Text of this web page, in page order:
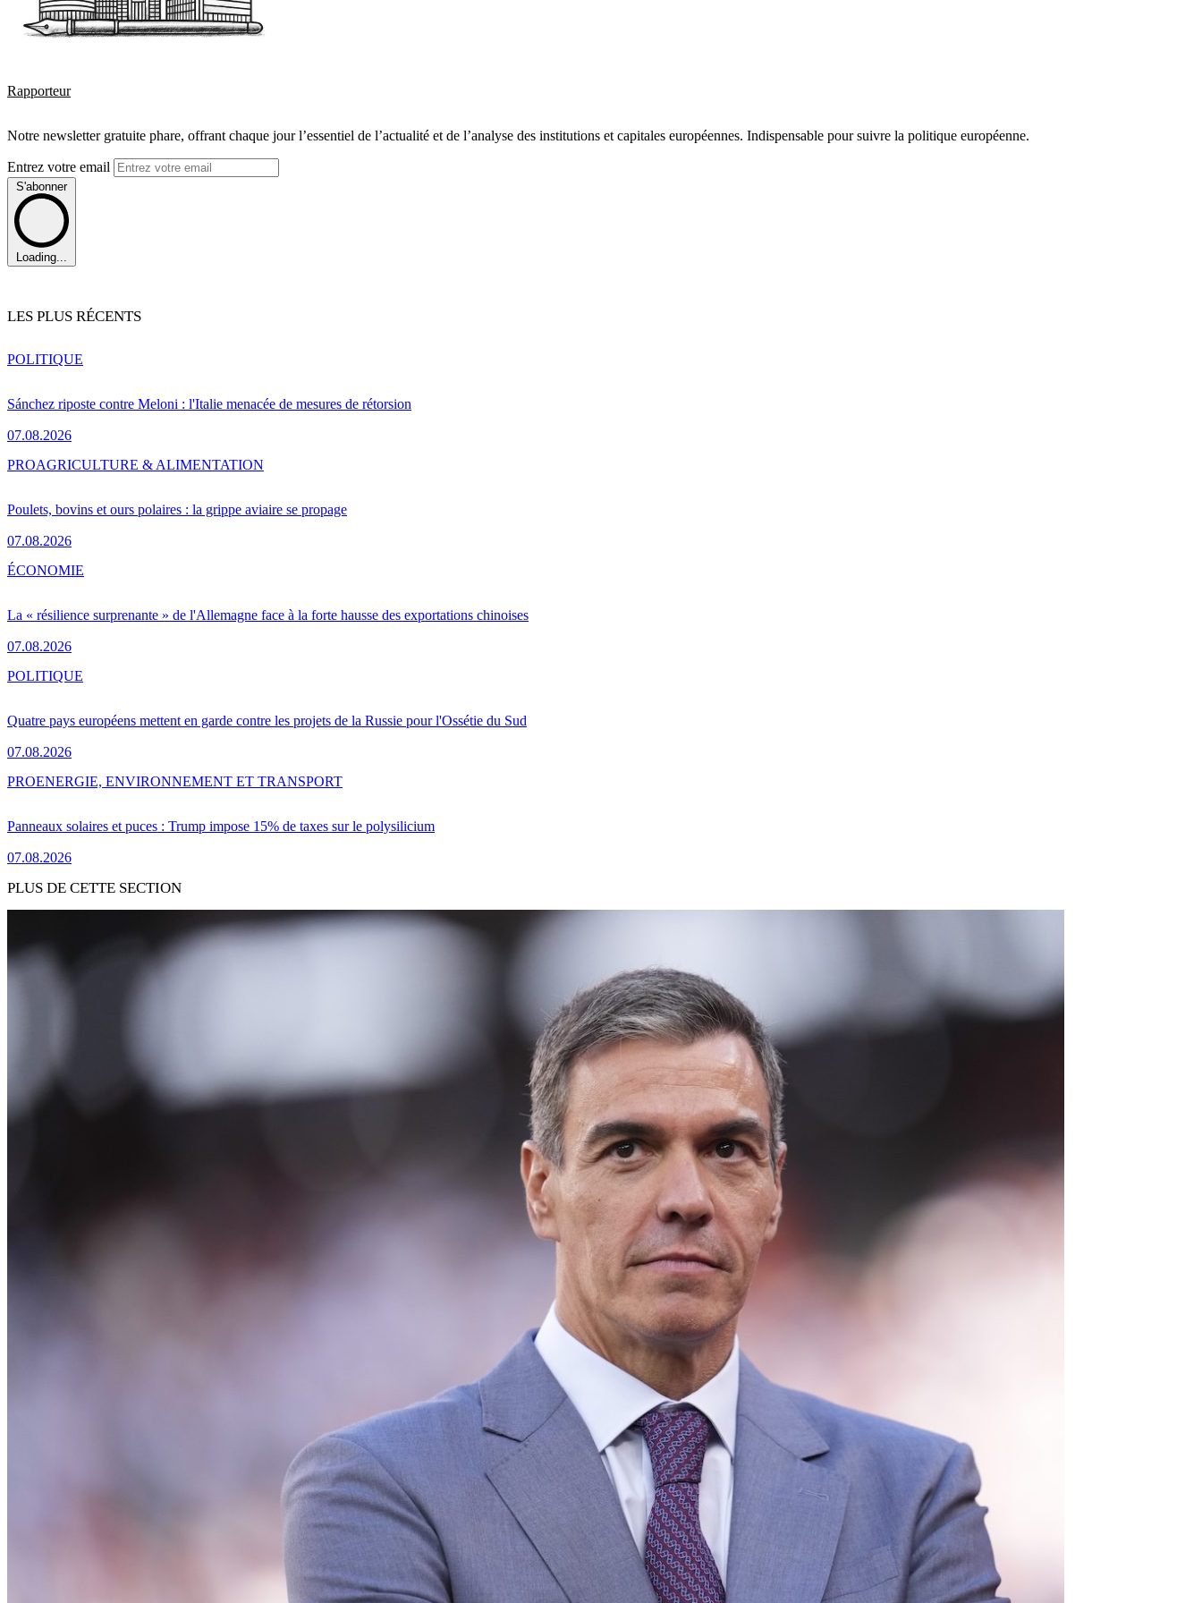
Rapporteur
Notre newsletter gratuite phare, offrant chaque jour l’essentiel de l’actualité et de l’analyse des institutions et capitales européennes. Indispensable pour suivre la politique européenne.
Entrez votre email
S'abonner
Loading...
LES PLUS RÉCENTS
Sánchez riposte contre Meloni : l'Italie menacée de mesures de rétorsion
07.08.2026
POLITIQUE
Poulets, bovins et ours polaires : la grippe aviaire se propage
07.08.2026
PROAGRICULTURE & ALIMENTATION
La « résilience surprenante » de l'Allemagne face à la forte hausse des exportations chinoises
07.08.2026
ÉCONOMIE
Quatre pays européens mettent en garde contre les projets de la Russie pour l'Ossétie du Sud
07.08.2026
POLITIQUE
Panneaux solaires et puces : Trump impose 15% de taxes sur le polysilicium
07.08.2026
PROENERGIE, ENVIRONNEMENT ET TRANSPORT
PLUS DE CETTE SECTION